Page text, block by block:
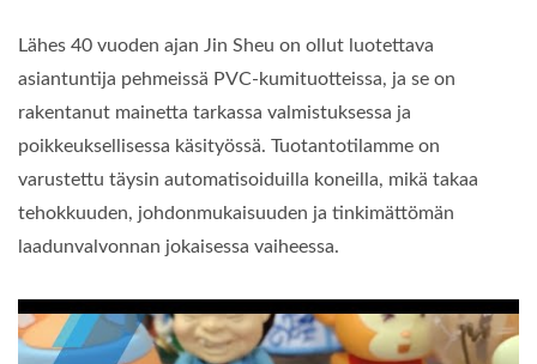
Lähes 40 vuoden ajan Jin Sheu on ollut luotettava
asiantuntija pehmeissä PVC-kumituotteissa, ja se on
rakentanut mainetta tarkassa valmistuksessa ja
poikkeuksellisessa käsityössä. Tuotantotilamme on
varustettu täysin automatisoiduilla koneilla, mikä takaa
tehokkuuden, johdonmukaisuuden ja tinkimättömän
laadunvalvonnan jokaisessa vaiheessa.